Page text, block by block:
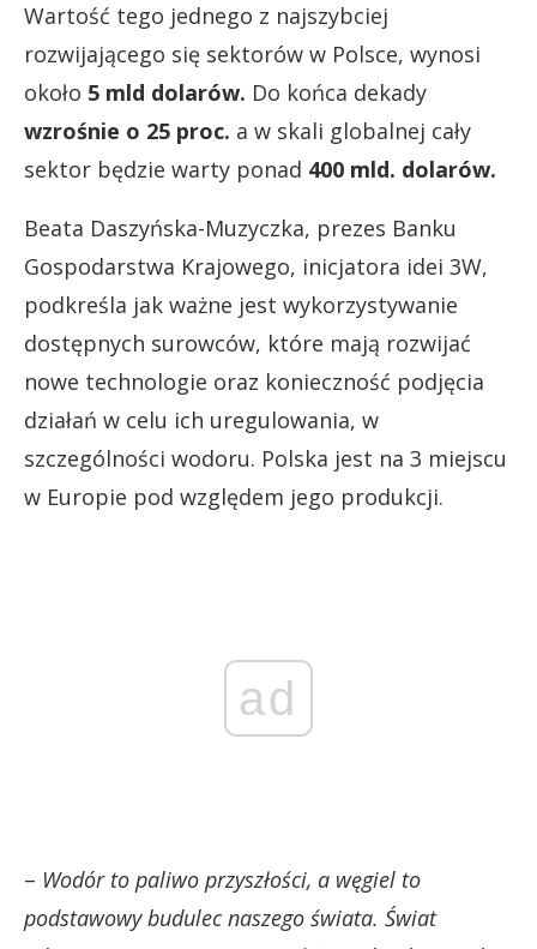
Wartość tego jednego z najszybciej
rozwijającego się sektorów w Polsce, wynosi
około 5 mld dolarów. Do końca dekady
wzrośnie o 25 proc. a w skali globalnej cały
sektor będzie warty ponad 400 mld. dolarów.
Beata Daszyńska-Muzyczka, prezes Banku
Gospodarstwa Krajowego, inicjatora idei 3W,
podkreśla jak ważne jest wykorzystywanie
dostępnych surowców, które mają rozwijać
nowe technologie oraz konieczność podjęcia
działań w celu ich uregulowania, w
szczególności wodoru. Polska jest na 3 miejscu
w Europie pod względem jego produkcji.
ad
– Wodór to paliwo przyszłości, a węgiel to
podstawowy budulec naszego świata. Świat